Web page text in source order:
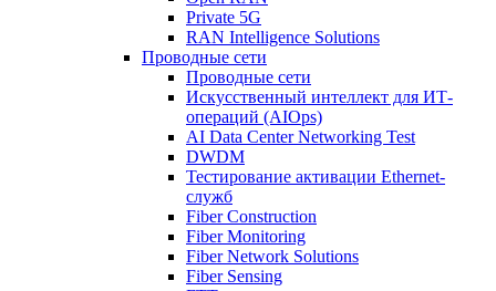
Private 5G
RAN Intelligence Solutions
Проводные сети
Проводные сети
Искусственный интеллект для ИТ-
операций (AIOps)
AI Data Center Networking Test
DWDM
Тестирование активации Ethernet-
служб
Fiber Construction
Fiber Monitoring
Fiber Network Solutions
Fiber Sensing